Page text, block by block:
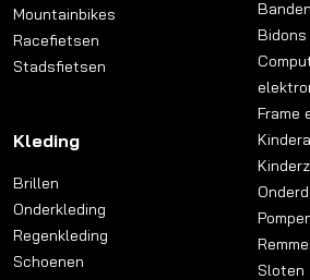
Mountainbikes
Racefietsen
Stadsfietsen
Kleding
Brillen
Onderkleding
Regenkleding
Schoenen
Banden
Bidons
Frame
Sloten